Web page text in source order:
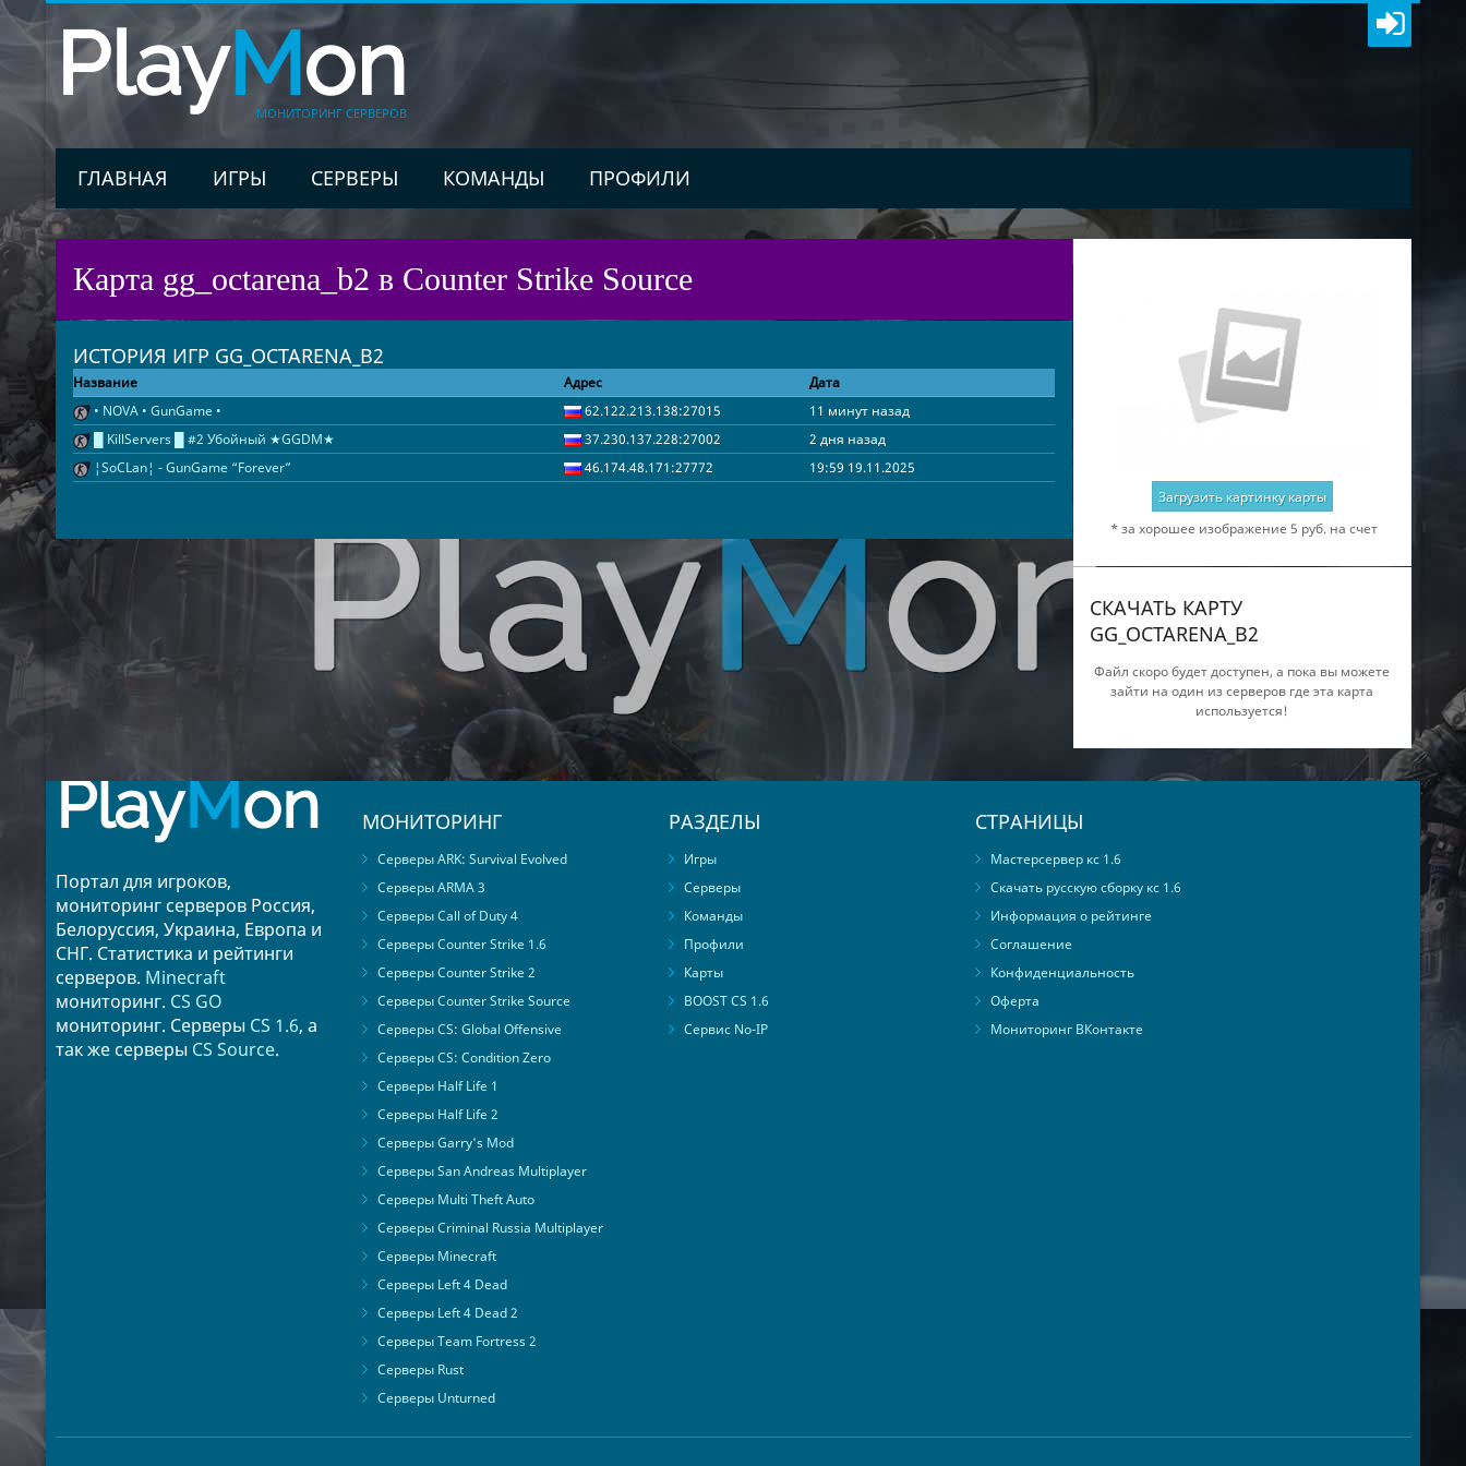
PlayMon
МОНИТОРИНГ СЕРВЕРОВ
ГЛАВНАЯ ИГРЫ СЕРВЕРЫ КОМАНДЫ ПРОФИЛИ
Карта gg_octarena_b2 в Counter Strike Source
ИСТОРИЯ ИГР GG_OCTARENA_B2
Название Адрес
Дата
• NOVA • GunGame •
62.122.213.138:27015
11 минут назад
█ KillServers █ #2 Убойный ★GGDM★
37.230.137.228:27002
2 дня назад
¦SoCLan¦ - GunGame “Forever”
46.174.48.171:27772
19:59 19.11.2025
Загрузить картинку карты
* за хорошее изображение 5 руб. на счет
СКАЧАТЬ КАРТУ
GG_OCTARENA_B2
Файл скоро будет доступен, а пока вы можете
зайти на один из серверов где эта карта
используется!
PlayMon
Портал для игроков,
мониторинг серверов Россия,
Белоруссия, Украина, Европа и
СНГ. Статистика и рейтинги
серверов. Minecraft
мониторинг. CS GO
мониторинг. Серверы CS 1.6, а
так же серверы CS Source.
МОНИТОРИНГ
Серверы ARK: Survival Evolved
Серверы ARMA 3
Серверы Call of Duty 4
Серверы Counter Strike 1.6
Серверы Counter Strike 2
Серверы Counter Strike Source
Серверы CS: Global Offensive
Серверы CS: Condition Zero
Серверы Half Life 1
Серверы Half Life 2
Серверы Garry's Mod
Серверы San Andreas Multiplayer
Серверы Multi Theft Auto
Серверы Criminal Russia Multiplayer
Серверы Minecraft
Серверы Left 4 Dead
Серверы Left 4 Dead 2
Серверы Team Fortress 2
Серверы Rust
Серверы Unturned
РАЗДЕЛЫ
Игры
Серверы
Команды
Профили
Карты
BOOST CS 1.6
Сервис No-IP
СТРАНИЦЫ
Мастерсервер кс 1.6
Скачать русскую сборку кс 1.6
Информация о рейтинге
Соглашение
Конфиденциальность
Оферта
Мониторинг ВКонтакте